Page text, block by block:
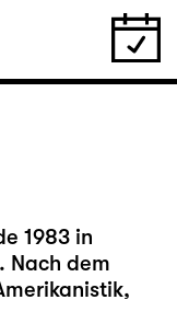
1983 in
Nach dem